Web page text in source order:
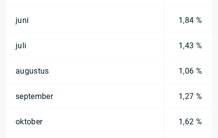
juni 1,84 %
juli 1,43 %
augustus 1,06 %
september 1,27 %
oktober 1,62 %